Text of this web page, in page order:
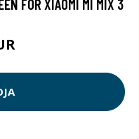
FOR XIAOMI MI MIX 3